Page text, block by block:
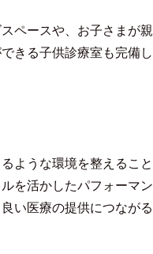
ペースや、お子さまが親
きる子供診療室も完備し
ような環境を整えること
を活かしたパフォーマン
い医療の提供につながる